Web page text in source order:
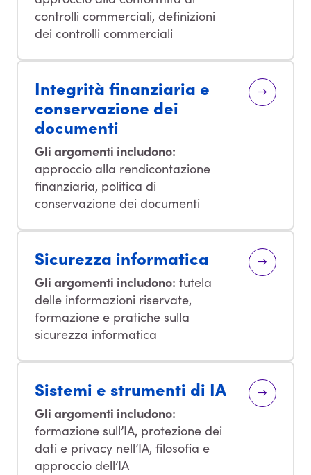
controlli commerciali, definizioni
dei controlli commerciali
Integrità finanziaria e
conservazione dei
documenti
Gli argomenti includono:
approccio alla rendicontazione
finanziaria, politica di
conservazione dei documenti
Sicurezza informatica
Gli argomenti includono: tutela
delle informazioni riservate,
formazione e pratiche sulla
sicurezza informatica
Sistemi e strumenti di IA
Gli argomenti includono:
formazione sull’IA, protezione dei
dati e privacy nell’IA, filosofia e
approccio dell’IA